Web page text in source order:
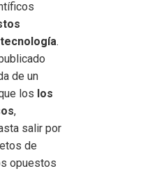
.
de un
los los
,
salir por
de
opuestos